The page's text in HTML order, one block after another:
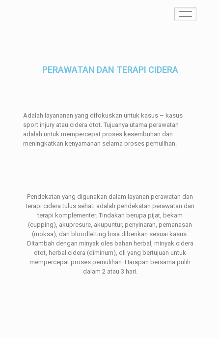
PERAWATAN DAN TERAPI CIDERA
Adalah layananan yang difokuskan untuk kasus – kasus
sport injury atau cidera otot. Tujuanya utama perawatan
adalah untuk mempercepat proses kesembuhan dan
meningkatkan kenyamanan selama proses pemulihan.
Pendekatan yang digunakan dalam layanan perawatan dan
terapi cidera tulus sehati adalah pendekatan perawatan dan
terapi komplementer. Tindakan berupa pijat, bekam
(cupping), akupresure, akupuntur, penyinaran, pemanasan
(moksa), dan bloodletting bisa diberikan sesuai kasus.
Ditambah dengan minyak oles bahan herbal, minyak cidera
otot, herbal cidera (diminum), dll yang bertujuan untuk
mempercepat proses pemulihan. Harapan bersama pulih
dalam 2 atau 3 hari.